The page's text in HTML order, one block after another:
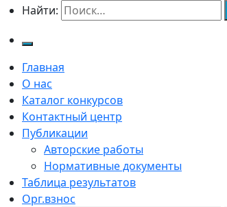
Найти:
Главная
О нас
Каталог конкурсов
Контактный центр
Публикации
Авторские работы
Нормативные документы
Таблица результатов
Орг.взнос